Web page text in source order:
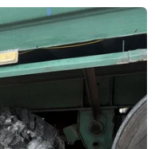
thắng Điện Biên Phủ